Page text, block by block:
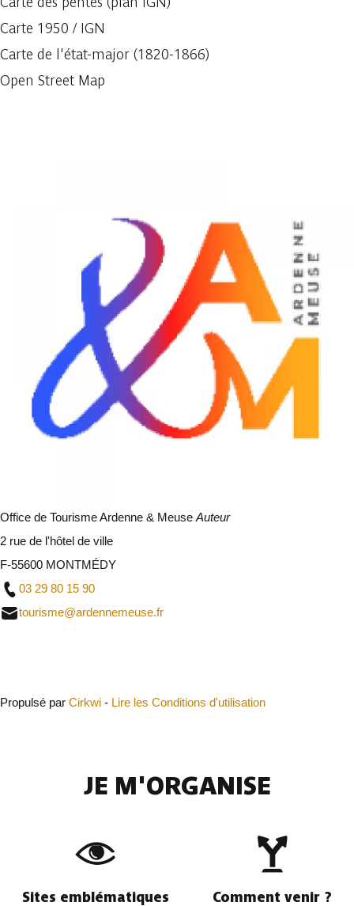
Carte 1950 / IGN
Carte de l'état-major (1820-1866)
Open Street Map
Office de Tourisme Ardenne & Meuse Auteur
2 rue de l'hôtel de ville
F-55600 MONTMÉDY
03 29 80 15 90
tourisme@ardennemeuse.fr
Propulsé par Cirkwi - Lire les Conditions d'utilisation
JE M'ORGANISE
Sites emblématiques Comment venir ?